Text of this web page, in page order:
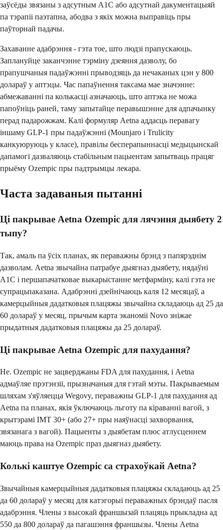
заўсёды звязаны з адсутным A1C або адсутнай дакументацыяй
па тэрапіі паэтапна, абодва з якіх можна выправіць пры
паўторнай падачы.
Захаванне адабрэння - гэта тое, што людзі прапускаюць.
Заплануйце заканчэнне тэрміну дзеяння дазволу, бо
прапушчаныя падаўжэнні прыводзяць да нечаканых цэн у 800
долараў у аптэцы. Час папаўнення таксама мае значэнне:
абмежаванні па колькасці азначаюць, што аптэка не можа
папоўніць раней, таму запытайце перавышэнне для адпачынку
перад падарожжам. Калі формуляр Aetna аддасць перавагу
іншаму GLP-1 пры падаўжэнні (Mounjaro і Trulicity
канкуюруюць у класе), правілы бесперапыннасці медыцынскай
дапамогі дазваляюць стабільным пацыентам запытваць працяг
прыёму Ozempic пры падтрымцы лекара.
Часта задаваныя пытанні
Ці пакрывае Aetna Ozempic для лячэння дыябету 2
тыпу?
Так, амаль па ўсіх планах, як пераважны брэнд з папярэднім
дазволам. Aetna звычайна патрабуе дыягназ дыябету, нядаўні
A1C і першапачатковае выкарыстанне метфарміну, калі гэта не
супрацьпаказана. Адабрэнні дзейнічаюць каля 12 месяцаў, а
камерцыйныя дадатковыя плацяжы звычайна складаюць ад 25 да
60 долараў у месяц, прычым карта эканоміі Novo зніжае
прыдатныя дадатковыя плацяжы да 25 долараў.
Ці пакрывае Aetna Ozempic для пахудання?
Не. Ozempic не зацверджаны FDA для пахудання, і Aetna
адмаўляе прэтэнзіі, прызначаныя для гэтай мэты. Пакрываемым
шляхам з'яўляецца Wegovy, пераважны GLP-1 для пахудання ад
Aetna па планах, якія ўключаюць льготу па кіраванні вагой, з
крытэрамі ІМТ 30+ (або 27+ пры наяўнасці захворвання,
звязанага з вагой). Пацыенты з дыябетам плюс атлусценнем
маюць права на Ozempic праз дыягназ дыябету.
Колькі каштуе Ozempic са страхоўкай Aetna?
Звычайныя камерцыйныя дадатковыя плацяжы складаюць ад 25
да 60 долараў у месяц для катэгорыі пераважных брэндаў пасля
адабрэння. Члены з высокай франшызай плацяць прыкладна ад
550 да 800 долараў да пагашэння франшызы. Члены Aetna